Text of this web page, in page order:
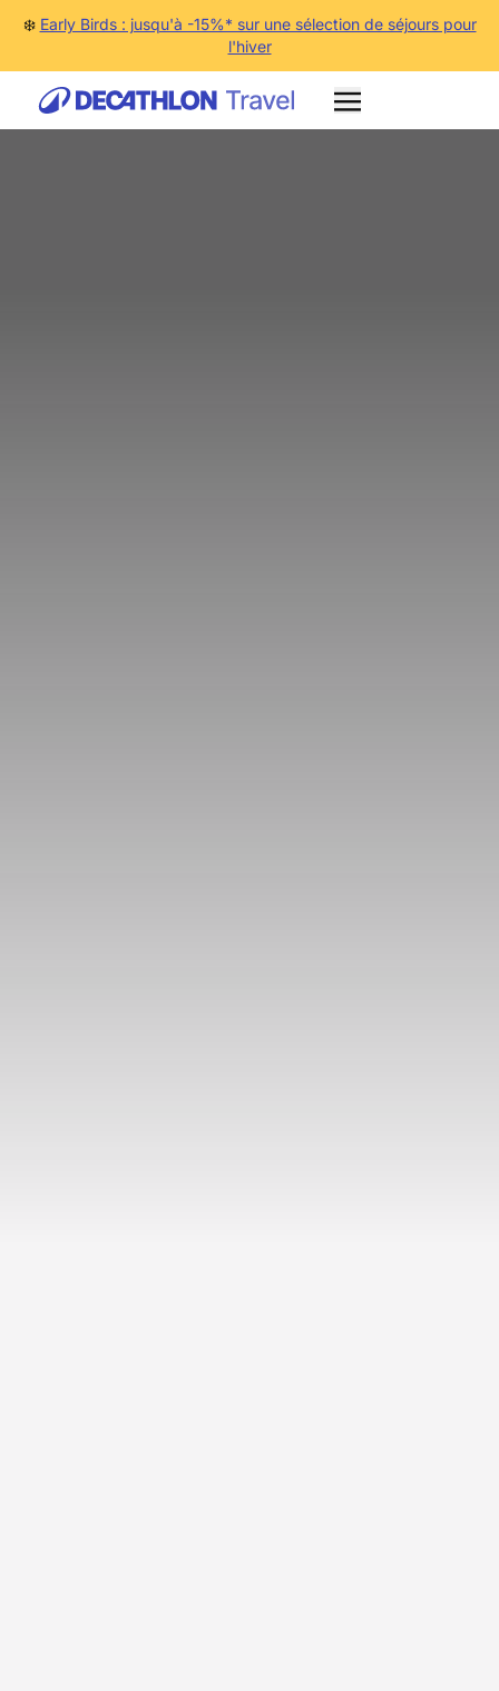
❄️ Early Birds : jusqu'à -15%* sur une sélection de séjours pour
l'hiver